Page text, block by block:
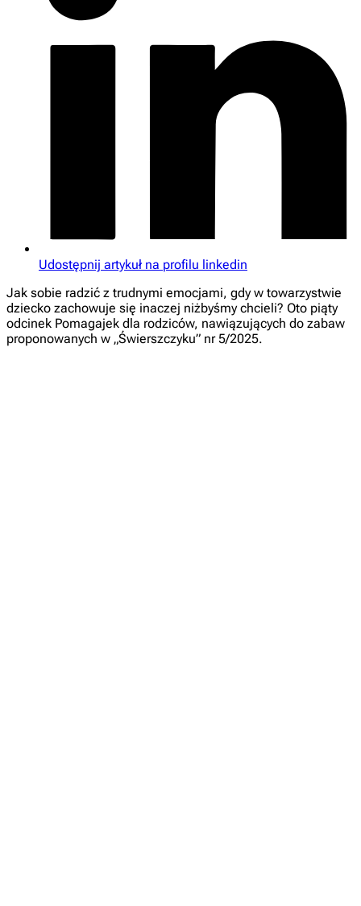
Udostępnij artykuł na profilu linkedin
Jak sobie radzić z trudnymi emocjami, gdy w towarzystwie
dziecko zachowuje się inaczej niżbyśmy chcieli? Oto piąty
odcinek Pomagajek dla rodziców, nawiązujących do zabaw
proponowanych w „Świerszczyku” nr 5/2025.